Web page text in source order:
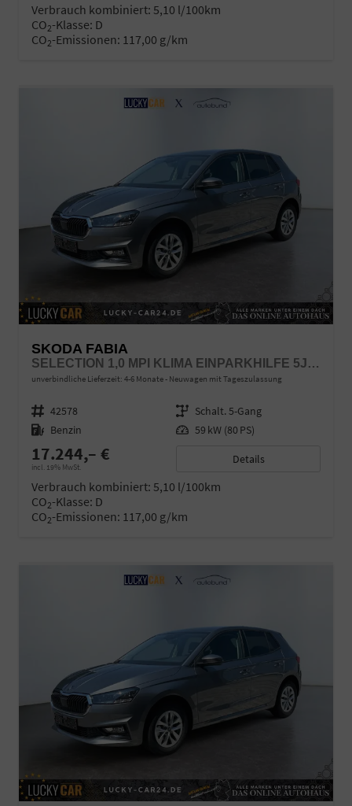
Verbrauch kombiniert: 5,10 l/100km
CO2-Klasse: D
CO2-Emissionen: 117,00 g/km
SKODA FABIA
SELECTION 1,0 MPI KLIMA EINPARKHILFE 5J GARANTIE LED APPLE CARPLAY BLUETOOTH
unverbindliche Lieferzeit: 4-6 Monate Neuwagen mit Tageszulassung
Fahrzeugnr. 42578 Getriebe Schalt. 5-Gang
Kraftstoff Benzin Leistung 59 kW (80 PS)
17.244,– €
incl. 19% MwSt.
Details
Verbrauch kombiniert: 5,10 l/100km
CO2-Klasse: D
CO2-Emissionen: 117,00 g/km